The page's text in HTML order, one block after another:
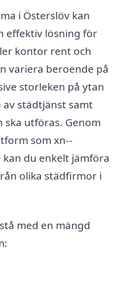
i Österslöv kan
effektiv lösning för
kontor rent och
variera beroende på
storleken på ytan
av städtjänst samt
utföras. Genom
som xn--
du enkelt jämföra
olika städfirmor i
med en mängd